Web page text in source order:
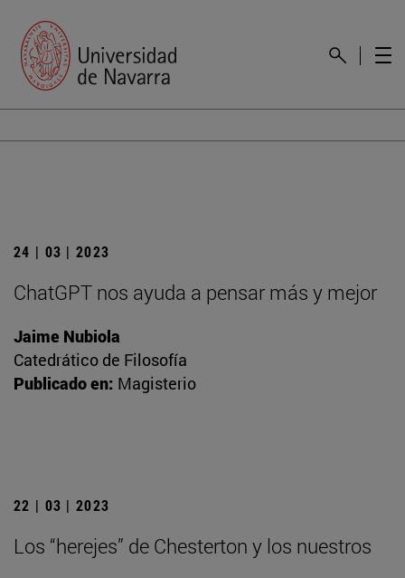
24 | 03 | 2023
ChatGPT nos ayuda a pensar más y mejor
Jaime Nubiola
Catedrático de Filosofía
Publicado en: Magisterio
22 | 03 | 2023
Los “herejes” de Chesterton y los nuestros